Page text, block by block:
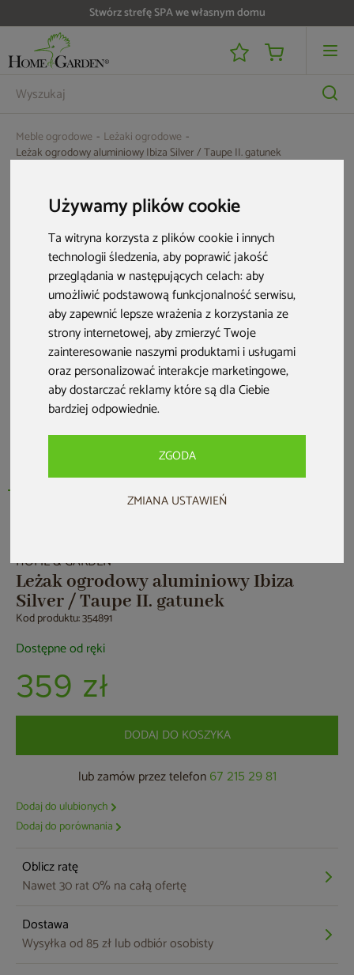
Używamy plików cookie
Ta witryna korzysta z plików cookie i innych
technologii śledzenia, aby poprawić jakość
przeglądania w następujących celach:aby
umożliwić podstawową funkcjonalność serwisu,
aby zapewnić lepsze wrażenia z korzystania ze
strony internetowej,aby zmierzyć Twoje
zainteresowanie naszymi produktami i usługami
oraz personalizować interakcje marketingowe,
aby dostarczać reklamy które są dla Ciebie
bardziej odpowiednie.
ZGODA
ZMIANA USTAWIEŃ
Stwórz strefę SPA we własnym domu
Meble ogrodowe
Leżaki ogrodowe
Leżak ogrodowy aluminiowy Ibiza Silver / Taupe II. gatunek
HOME & GARDEN
Leżak ogrodowy aluminiowy Ibiza
Silver / Taupe II. gatunek
Kod produktu: 354891
Dostępne od ręki
359 zł
DODAJ DO KOSZYKA
lub zamów przez telefon 67 215 29 81
Dodaj do ulubionych
Dodaj do porównania
Oblicz ratę
Nawet 30 rat 0% na całą ofertę
Dostawa
Wysyłka od 85 zł lub odbiór osobisty